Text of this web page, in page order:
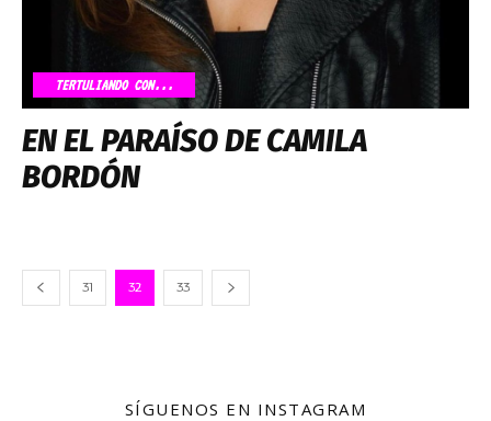
TERTULIANDO CON...
EN EL PARAÍSO DE CAMILA
BORDÓN
31 32 33
SÍGUENOS EN INSTAGRAM